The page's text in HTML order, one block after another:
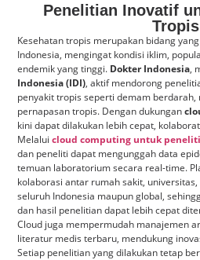
Penelitian Inovatif
Tropis
Kesehatan tropis merupakan bidang
Indonesia, mengingat kondisi iklim,
endemik yang tinggi. Dokter Indonesia,
Indonesia (IDI), aktif mendorong
penyakit tropis seperti demam
pernapasan tropis. Dengan dukungan
kini dapat dilakukan lebih cepat,
Melaluicloud computing untuk
dan peneliti dapat mengunggah data
temuan laboratorium secara real-time.
kolaborasi antar rumah sakit,
seluruh Indonesia maupun global,
dan hasil penelitian dapat lebih cepat
Cloud juga mempermudah manajemen
literatur medis terbaru, mendukung
Setiap penelitian yang dilakukan tetap